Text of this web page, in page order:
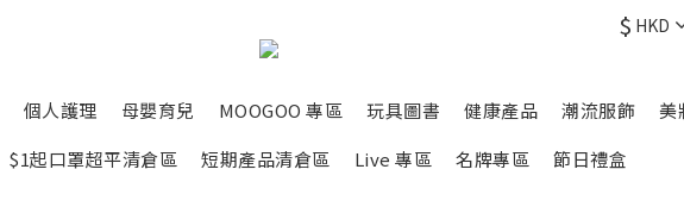
$ HKD
個人護理 母嬰育兒 MOOGOO 專區 玩具圖書 健康產品 潮流服飾 美
$1起口罩超平清倉區 短期產品清倉區 Live 專區 名牌專區 節日禮盒